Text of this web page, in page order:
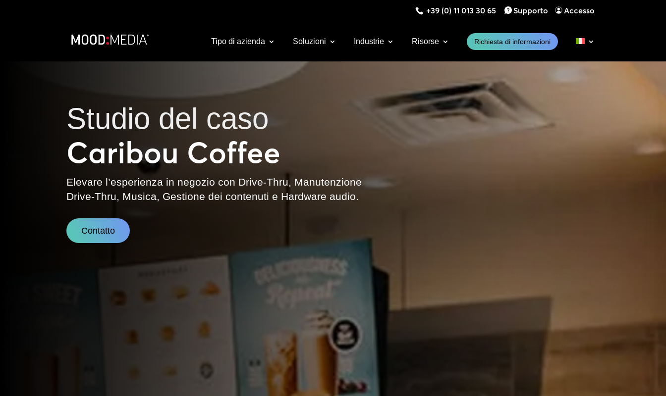
+39 (0) 11 013 30 65 Supporto Accesso
Tipo di azienda Soluzioni Industrie Risorse Richiesta di informazioni
Studio del caso
Caribou Coffee
Elevare l’esperienza in negozio con Drive-Thru, Manutenzione
Drive-Thru, Musica, Gestione dei contenuti e Hardware audio.
Contatto